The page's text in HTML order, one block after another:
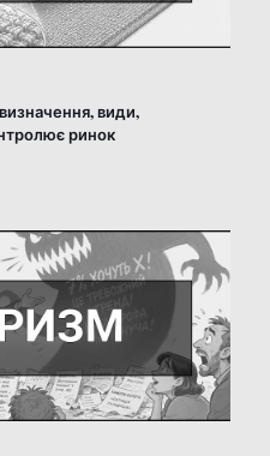
види,
ринок